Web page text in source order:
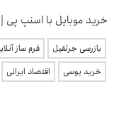
خرید موبایل با اسنپ پی | در ۴ قسط بدون سود و
بازرسی جرثقیل فرم ساز
خرید یوسی
اقتصاد ایرانی